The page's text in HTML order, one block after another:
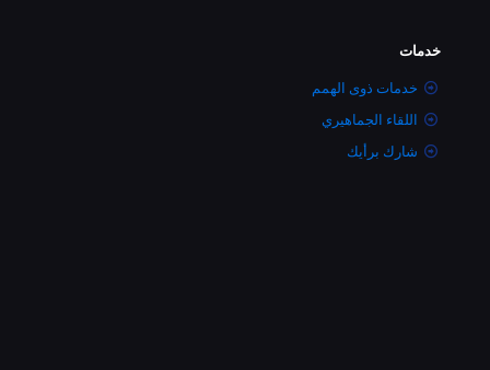
خدمات
خدمات ذوى الهمم
اللقاء الجماهيري
شارك برأيك